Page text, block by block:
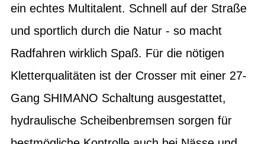
ein echtes Multitalent. Schnell auf der Straße
und sportlich durch die Natur - so macht
Radfahren wirklich Spaß. Für die nötigen
Kletterqualitäten ist der Crosser mit einer 27-
Gang SHIMANO Schaltung ausgestattet,
hydraulische Scheibenbremsen sorgen für